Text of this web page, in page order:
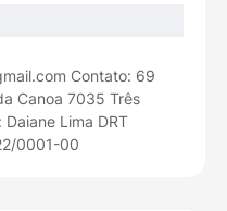
Contato: 69
Canoa 7035 Três
Lima DRT
0001-00